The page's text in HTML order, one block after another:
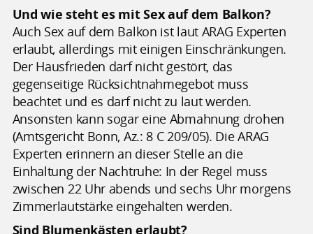
Und wie steht es mit Sex auf dem Balkon?
Auch Sex auf dem Balkon ist laut ARAG Experten
erlaubt, allerdings mit einigen Einschränkungen.
Der Hausfrieden darf nicht gestört, das
gegenseitige Rücksichtnahmegebot muss
beachtet und es darf nicht zu laut werden.
Ansonsten kann sogar eine Abmahnung drohen
(Amtsgericht Bonn, Az.: 8 C 209/05). Die ARAG
Experten erinnern an dieser Stelle an die
Einhaltung der Nachtruhe: In der Regel muss
zwischen 22 Uhr abends und sechs Uhr morgens
Zimmerlautstärke eingehalten werden.
Sind Blumenkästen erlaubt?